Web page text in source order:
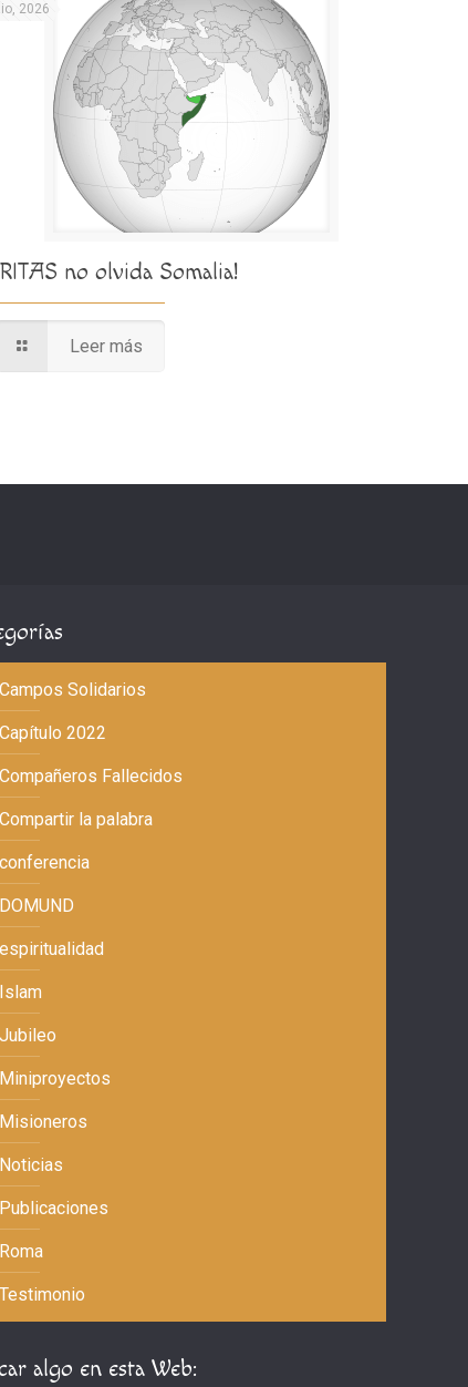
2026
no olvida Somalia!
Leer más
Campos Solidarios
Capítulo 2022
Compañeros Fallecidos
Compartir la palabra
conferencia
DOMUND
espiritualidad
Islam
Jubileo
Miniproyectos
Misioneros
Noticias
Publicaciones
Roma
Testimonio
algo en esta Web: